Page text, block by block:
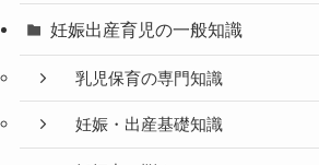
妊娠出産育児の一般知識
乳児保育の専門知識
妊娠・出産基礎知識